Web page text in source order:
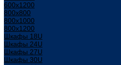
600х1200
800x800
800х1000
800х1200
Шкафы 18U
Шкафы 24U
Шкафы 27U
Шкафы 30U